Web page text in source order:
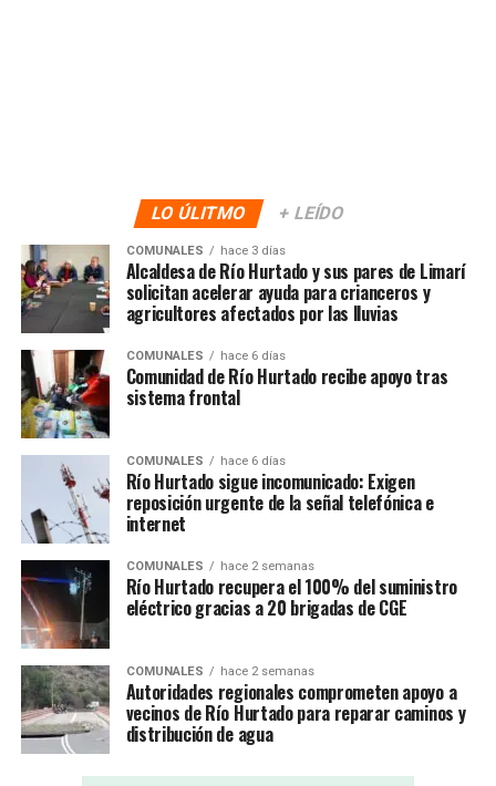
LO ÚLITMO + LEÍDO
COMUNALES hace 3 días
Alcaldesa de Río Hurtado y sus pares de Limarí
solicitan acelerar ayuda para crianceros y
agricultores afectados por las lluvias
COMUNALES hace 6 días
Comunidad de Río Hurtado recibe apoyo tras
sistema frontal
COMUNALES hace 6 días
Río Hurtado sigue incomunicado: Exigen
reposición urgente de la señal telefónica e
internet
COMUNALES hace 2 semanas
Río Hurtado recupera el 100% del suministro
eléctrico gracias a 20 brigadas de CGE
COMUNALES hace 2 semanas
Autoridades regionales comprometen apoyo a
vecinos de Río Hurtado para reparar caminos y
distribución de agua